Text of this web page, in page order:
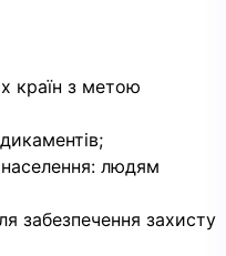
країн з метою
людям
забезпечення захисту